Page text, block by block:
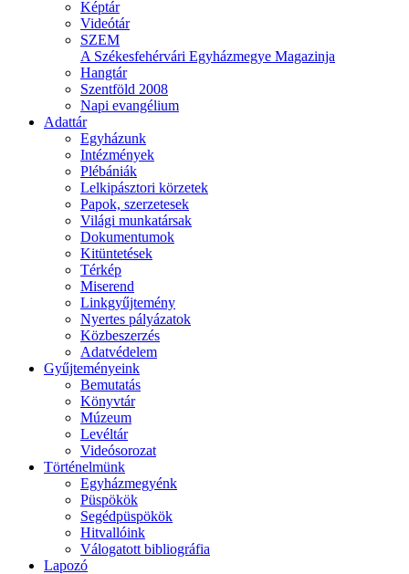
Képtár
Videótár
SZEM
A Székesfehérvári Egyházmegye Magazinja
Hangtár
Szentföld 2008
Napi evangélium
Adattár
Egyházunk
Intézmények
Plébániák
Lelkipásztori körzetek
Papok, szerzetesek
Világi munkatársak
Dokumentumok
Kitüntetések
Térkép
Miserend
Linkgyűjtemény
Nyertes pályázatok
Közbeszerzés
Adatvédelem
Gyűjteményeink
Bemutatás
Könyvtár
Múzeum
Levéltár
Videósorozat
Történelmünk
Egyházmegyénk
Püspökök
Segédpüspökök
Hitvallóink
Válogatott bibliográfia
Lapozó